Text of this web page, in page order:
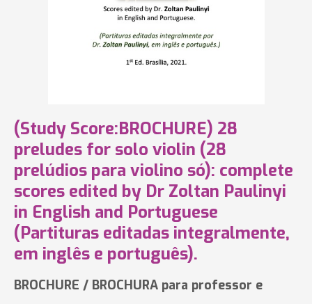
(Study Score:BROCHURE) 28
preludes for solo violin (28
prelúdios para violino só): complete
scores edited by Dr Zoltan Paulinyi
in English and Portuguese
(Partituras editadas integralmente,
em inglês e português).
BROCHURE / BROCHURA para professor e